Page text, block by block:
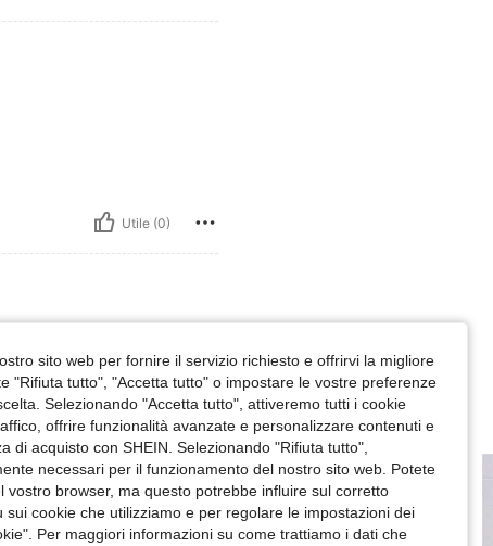
Utile (0)
sito web per fornire il servizio richiesto e offrirvi la migliore
"Rifiuta tutto", "Accetta tutto" o impostare le vostre preferenze
Selezionando "Accetta tutto", attiveremo tutti i cookie
offrire funzionalità avanzate e personalizzare contenuti e
di acquisto con SHEIN. Selezionando "Rifiuta tutto",
necessari per il funzionamento del nostro sito web. Potete
browser, ma questo potrebbe influire sul corretto
cookie che utilizziamo e per regolare le impostazioni dei
Per maggiori informazioni su come trattiamo i dati che